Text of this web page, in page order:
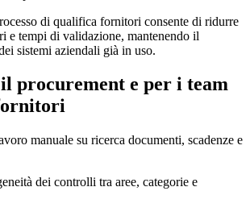
di qualifica fornitori consente di ridurre
e tempi di validazione, mantenendo il
sistemi aziendali già in uso.
procurement e per i team
manuale su ricerca documenti, scadenze e
dei controlli tra aree, categorie e